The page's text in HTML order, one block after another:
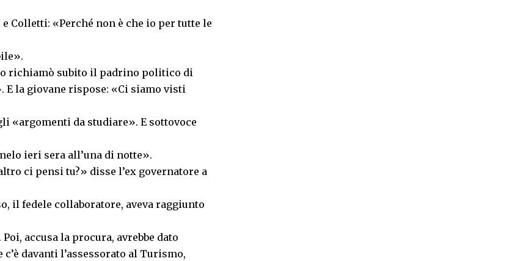
Colletti: «Perché non è che io per tutte le
richiamò subito il padrino politico di
E la giovane rispose: «Ci siamo visti
«argomenti da studiare». E sottovoce
ieri sera all’una di notte».
ci pensi tu?» disse l’ex governatore a
il fedele collaboratore, aveva raggiunto
accusa la procura, avrebbe dato
davanti l’assessorato al Turismo,